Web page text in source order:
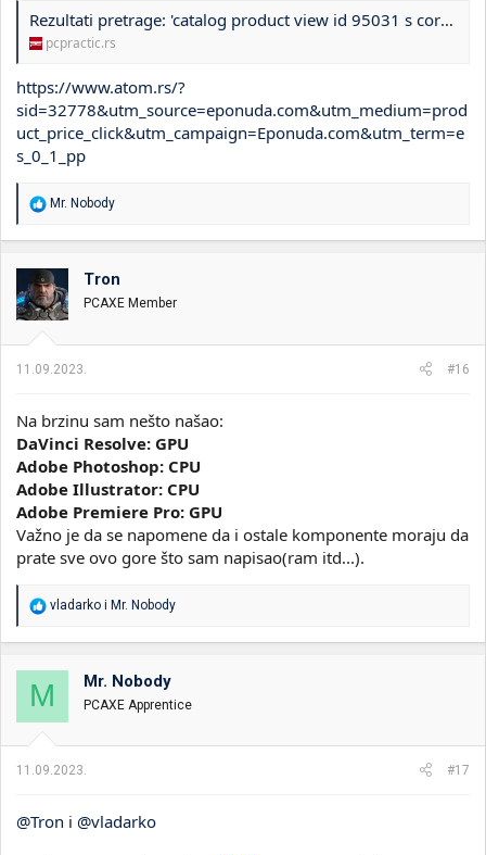
Rezultati pretrage: 'catalog product view id 95031 s core i5 13600kf 14 core 3 50ghz 5 10ghz box'
pcpractic.rs
https://www.atom.rs/?
sid=32778&utm_source=eponuda.com&utm_medium=prod
uct_price_click&utm_campaign=Eponuda.com&utm_term=e
s_0_1_pp
R
a
o
v
a
n
:
Mr. Nobody
Tron
PCAXE Member
11.09.2023. #16
Na brzinu sam nešto našao:
DaVinci Resolve: GPU
Adobe Photoshop: CPU
Adobe Illustrator: CPU
Adobe Premiere Pro: GPU
Važno je da se napomene da i ostale komponente moraju da
prate sve ovo gore što sam napisao(ram itd...).
R
o
v
a
n
:
vladarko i Mr. Nobody
M Mr. Nobody
PCAXE Apprentice
11.09.2023. #17
@Tron i @vladarko